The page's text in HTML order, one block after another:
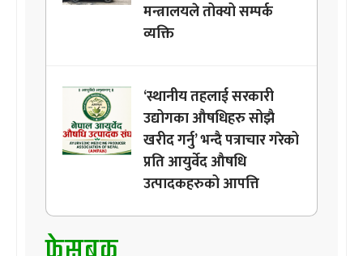
मन्त्रालयले तोक्यो सम्पर्क
व्यक्ति
‘स्थानीय तहलाई सरकारी
उद्योगका औषधिहरु सोझै
खरीद गर्नु’ भन्दै पत्राचार गरेको
प्रति आयुर्वेद औषधि
उत्पादकहरुको आपत्ति